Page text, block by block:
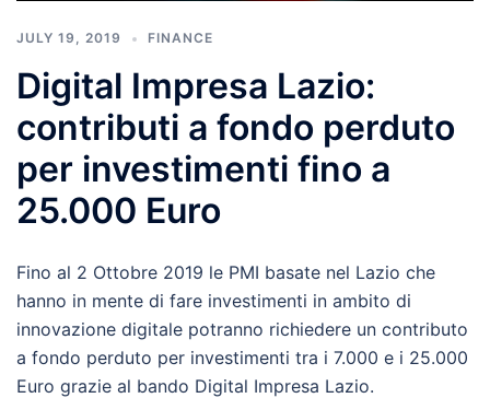
JULY 19, 2019 FINANCE
Digital Impresa Lazio:
contributi a fondo perduto
per investimenti fino a
25.000 Euro
Fino al 2 Ottobre 2019 le PMI basate nel Lazio che
hanno in mente di fare investimenti in ambito di
innovazione digitale potranno richiedere un contributo
a fondo perduto per investimenti tra i 7.000 e i 25.000
Euro grazie al bando Digital Impresa Lazio.